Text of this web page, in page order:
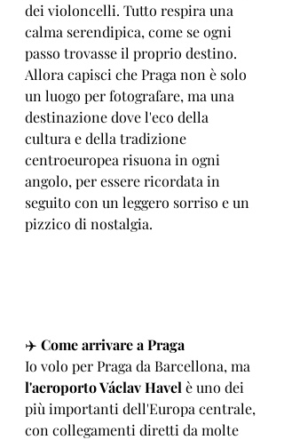
dei violoncelli. Tutto respira una
calma serendipica, come se ogni
passo trovasse il proprio destino.
Allora capisci che Praga non è solo
un luogo per fotografare, ma una
destinazione dove l'eco della
cultura e della tradizione
centroeuropea risuona in ogni
angolo, per essere ricordata in
seguito con un leggero sorriso e un
pizzico di nostalgia.
✈️ Come arrivare a Praga
Io volo per Praga da Barcellona, ma
l'aeroporto Václav Havel è uno dei
più importanti dell'Europa centrale,
con collegamenti diretti da molte